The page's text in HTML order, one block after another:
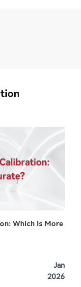
Which Is More
Jan
2026